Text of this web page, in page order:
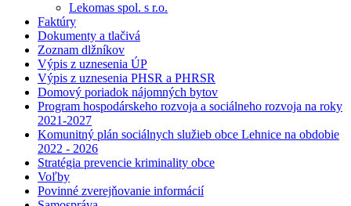
Lekomas spol. s r.o.
Faktúry
Dokumenty a tlačivá
Zoznam dlžníkov
Výpis z uznesenia ÚP
Výpis z uznesenia PHSR a PHRSR
Domový poriadok nájomných bytov
Program hospodárskeho rozvoja a sociálneho rozvoja na roky
2021-2027
Komunitný plán sociálnych služieb obce Lehnice na obdobie
2022 - 2026
Stratégia prevencie kriminality obce
Voľby
Povinné zverejňovanie informácií